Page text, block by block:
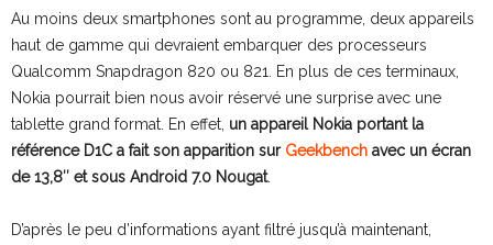
Au moins deux smartphones sont au programme, deux appareils
haut de gamme qui devraient embarquer des processeurs
Qualcomm Snapdragon 820 ou 821. En plus de ces terminaux,
Nokia pourrait bien nous avoir réservé une surprise avec une
tablette grand format. En effet, un appareil Nokia portant la
référence D1C a fait son apparition sur Geekbench avec un écran
de 13,8″ et sous Android 7.0 Nougat.
D’après le peu d’informations ayant filtré jusqu’à maintenant,